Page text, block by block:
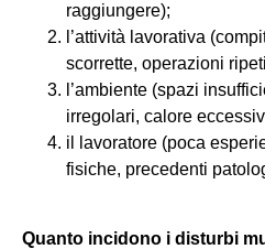
raggiungere);
l’attività lavorativa
scorrette, operazioni
l’ambiente (spazi
irregolari, calore
il lavoratore (poca
fisiche, precedenti
Quanto incidono i disturbi